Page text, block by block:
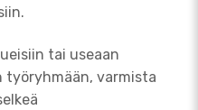
tai useaan
varmista